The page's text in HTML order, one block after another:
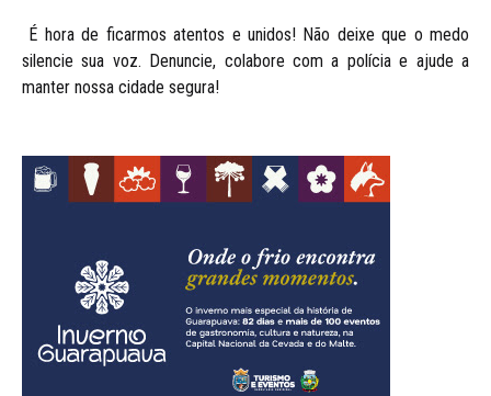
É hora de ficarmos atentos e unidos! Não deixe que o medo
silencie sua voz. Denuncie, colabore com a polícia e ajude a
manter nossa cidade segura!